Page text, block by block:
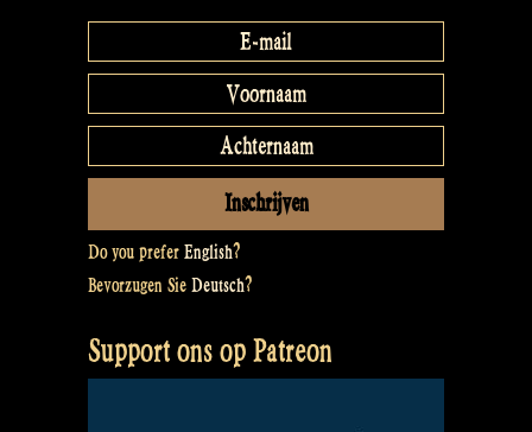
Do you prefer English?
Bevorzugen Sie Deutsch?
Support ons op Patreon